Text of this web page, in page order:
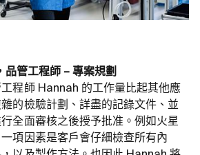
管工程師 – 專案規劃
程師 Hannah 的工作量比起其他應
的檢驗計劃、詳盡的記錄文件、並
全面審核之後授予批准。例如火星
項因素是客戶會仔細檢查所有內